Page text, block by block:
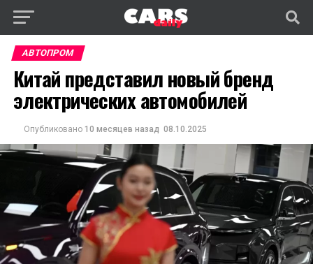
АВТОПРОМ
Китай представил новый бренд
электрических автомобилей
Опубликовано 10 месяцев назад 08.10.2025